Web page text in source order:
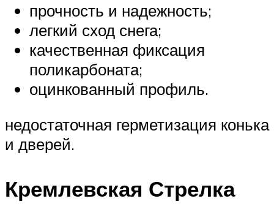
прочность и надежность;
легкий сход снега;
качественная фиксация
поликарбоната;
оцинкованный профиль.
недостаточная герметизация конька
и дверей.
Кремлевская Стрелка